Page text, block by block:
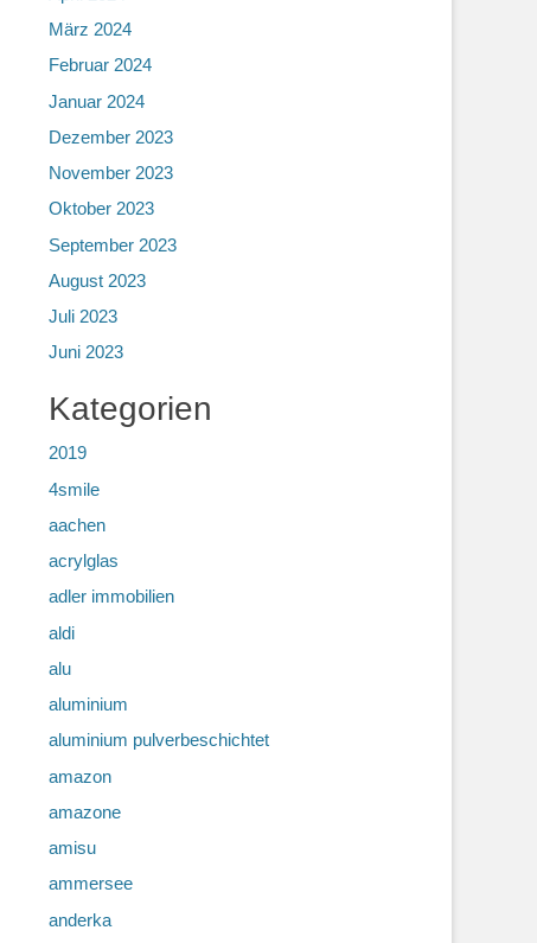
März 2024
Februar 2024
Januar 2024
Dezember 2023
November 2023
Oktober 2023
September 2023
August 2023
Juli 2023
Juni 2023
Kategorien
2019
4smile
aachen
acrylglas
adler immobilien
aldi
alu
aluminium
aluminium pulverbeschichtet
amazon
amazone
amisu
ammersee
anderka